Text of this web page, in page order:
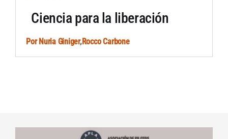
Artículos por autor
Ciencia para la liberación
Por Nuria Giniger,Rocco Carbone